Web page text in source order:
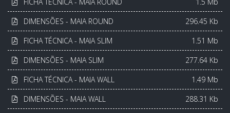
DIMENSÕES - MAIA ROUND
296.45 Kb
FICHA TÉCNICA - MAIA SLIM
1.51 Mb
DIMENSÕES - MAIA SLIM
277.64 Kb
FICHA TÉCNICA - MAIA WALL
1.49 Mb
DIMENSÕES - MAIA WALL
288.31 Kb